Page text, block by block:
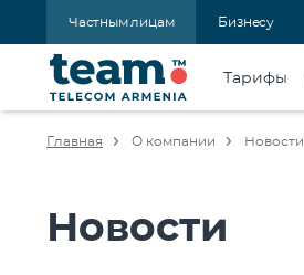
Частным лицам Бизнесу
Тарифы
Главная О компании Новости
Новости